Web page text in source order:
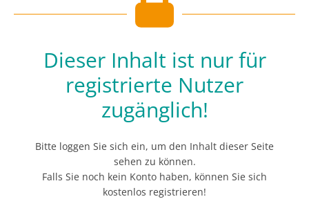
Dieser Inhalt ist nur für
registrierte Nutzer
zugänglich!
Bitte loggen Sie sich ein, um den Inhalt dieser Seite
sehen zu können.
Falls Sie noch kein Konto haben, können Sie sich
kostenlos registrieren!